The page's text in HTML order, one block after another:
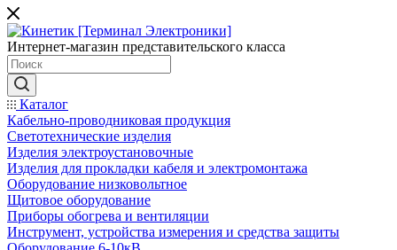
Интернет-магазин представительского класса
Каталог
Кабельно-проводниковая продукция
Светотехнические изделия
Изделия электроустановочные
Изделия для прокладки кабеля и электромонтажа
Оборудование низковольтное
Щитовое оборудование
Приборы обогрева и вентиляции
Инструмент, устройства измерения и средства защиты